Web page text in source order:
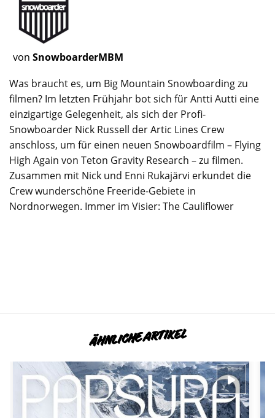
von SnowboarderMBM
Was braucht es, um Big Mountain Snowboarding zu
filmen? Im letzten Frühjahr bot sich für Antti Autti eine
einzigartige Gelegenheit, als sich der Profi-
Snowboarder Nick Russell der Artic Lines Crew
anschloss, um für einen neuen Snowboardfilm – Flying
High Again von Teton Gravity Research – zu filmen.
Zusammen mit Nick und Enni Rukajärvi erkundet die
Crew wunderschöne Freeride-Gebiete in
Nordnorwegen. Immer im Visier: The Cauliflower
ÄHNLICHE ARTIKEL